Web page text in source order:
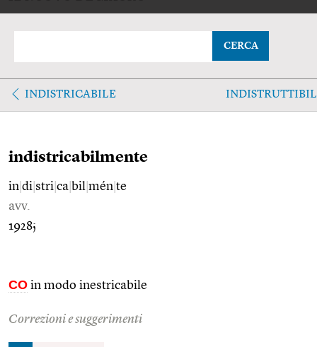
CERCA
INDISTRICABILE
indistricabilmente
in di stri ca bil mén te
avv.
1928;
CO in modo inestricabile
Correzioni e suggerimenti